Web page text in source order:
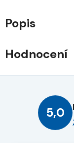
Popis
Hodnocení
5,0